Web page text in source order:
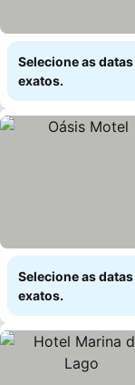
Selecione as
exatos.
Selecione as
exatos.